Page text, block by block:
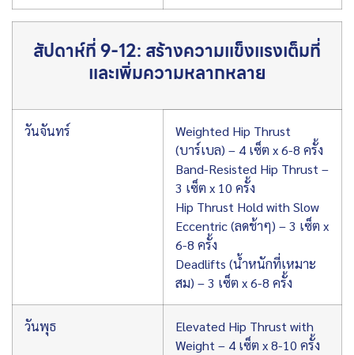
สัปดาห์ที่ 9-12: สร้างความแข็งแรงเต็มที่
และเพิ่มความหลากหลาย
วันจันทร์
Weighted Hip Thrust
(บาร์เบล) – 4 เซ็ต x 6-8 ครั้ง
Band-Resisted Hip Thrust –
3 เซ็ต x 10 ครั้ง
Hip Thrust Hold with Slow
Eccentric (ลดช้าๆ) – 3 เซ็ต x
6-8 ครั้ง
Deadlifts (น้ำหนักที่เหมาะ
สม) – 3 เซ็ต x 6-8 ครั้ง
วันพุธ
Elevated Hip Thrust with
Weight – 4 เซ็ต x 8-10 ครั้ง